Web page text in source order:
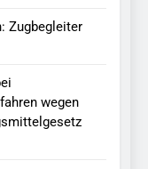
Zugbegleiter
wegen